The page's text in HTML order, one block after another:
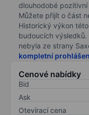
dlouhodobé
Můžete přijít o část
Historický výkon
budoucích
nebyla ze strany
kompletní
Cenové nabídky
Bid
Ask
Otevírací cena